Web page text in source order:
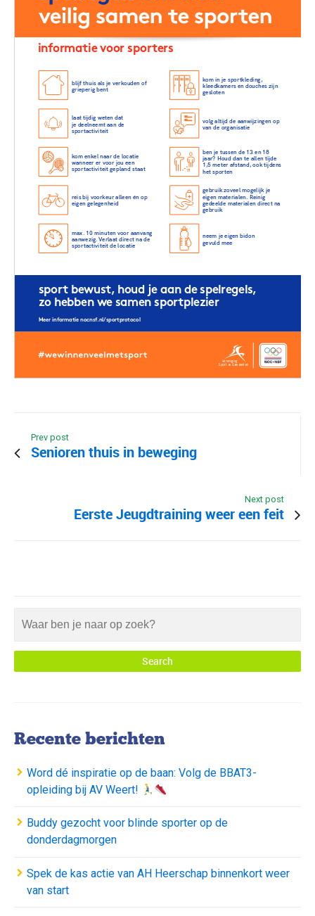
Prev post
Senioren thuis in beweging
Next post
Eerste Jeugdtraining weer een feit
Recente berichten
Word dé inspiratie op de baan: Volg de BBAT3-
opleiding bij AV Weert!
Buddy gezocht voor blinde sporter op de
donderdagmorgen
Spek de kas actie van AH Heerschap binnenkort weer
van start